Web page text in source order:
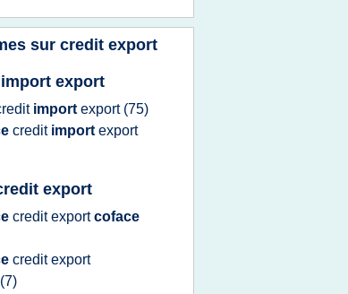
sur credit export
export
import export (75)
credit import export
export
credit exportcoface
credit export
(7)